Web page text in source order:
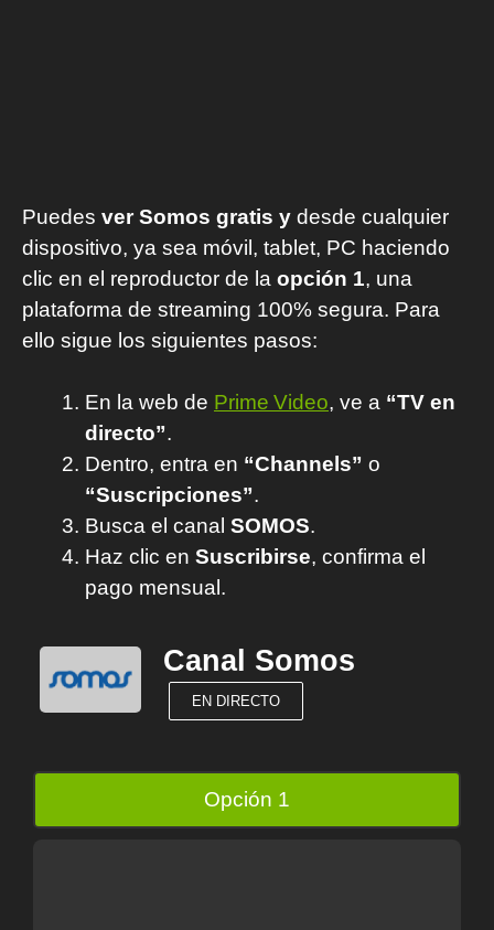
Puedes ver Somos gratis y desde cualquier
dispositivo, ya sea móvil, tablet, PC haciendo
clic en el reproductor de la opción 1, una
plataforma de streaming 100% segura. Para
ello sigue los siguientes pasos:
En la web de Prime Video, ve a “TV en
directo”.
Dentro, entra en “Channels” o
“Suscripciones”.
Busca el canal SOMOS.
Haz clic en Suscribirse, confirma el
pago mensual.
Canal Somos
EN DIRECTO
Opción 1